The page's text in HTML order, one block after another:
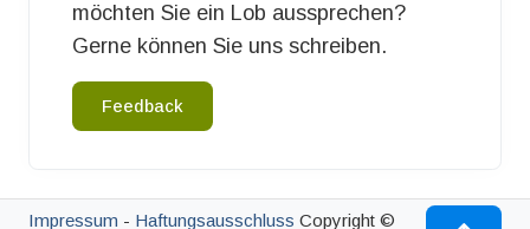
möchten Sie ein Lob aussprechen?
Gerne können Sie uns schreiben.
Feedback
Impressum - Haftungsausschluss Copyright ©